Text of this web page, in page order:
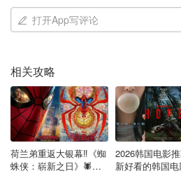
升级，然后再出售获利。该公司
"无忧房东计划"让投资者——大多
Fund-a-Flip计划 收购的房屋后，
款，而Epic则负责寻找租户，物
投资者提供15%的保证回报率。
期票项目引起了政府监管部门的
发出停止交易令。
打开App写评论
相关攻略
荷兰弟重返大银幕‼️《蜘
蛛侠：崭新之日》🕷️北
2026韩国电影
新好看的韩国